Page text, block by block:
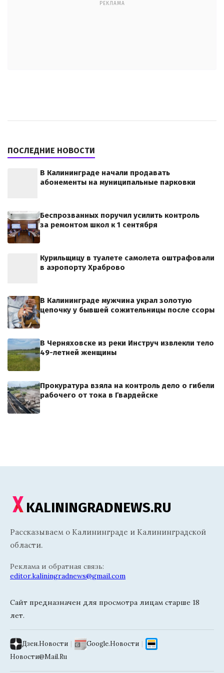
РЕКЛАМА
ПОСЛЕДНИЕ НОВОСТИ
В Калининграде начали продавать
абонементы на муниципальные парковки
Беспрозванных поручил усилить контроль
за ремонтом школ к 1 сентября
Курильщицу в туалете самолета оштрафовали
в аэропорту Храброво
В Калининграде мужчина украл золотую
цепочку у бывшей сожительницы после ссоры
В Черняховске из реки Инструч извлекли тело
49-летней женщины
Прокуратура взяла на контроль дело о гибели
рабочего от тока в Гвардейске
KALININGRADNEWS.RU
Рассказываем о Калининграде и Калининградской
области.
Реклама и обратная связь:
editor.kaliningradnews@gmail.com
Сайт предназначен для просмотра лицам старше 18
лет.
Дзен.Новости | Google.Новости |
Новости@Mail.Ru